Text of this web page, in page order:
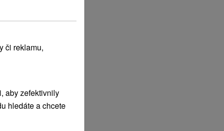
či reklamu,
aby zefektivnily
hledáte a chcete